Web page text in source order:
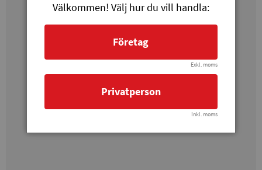
Välkommen! Välj hur du vill handla:
Företag
Exkl. moms
Privatperson
Inkl. moms